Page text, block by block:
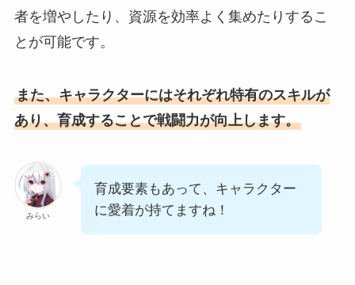
者を増やしたり、資源を効率よく集めたりするこ
とが可能です。
また、キャラクターにはそれぞれ特有のスキルが
あり、育成することで戦闘力が向上します。
みらい
育成要素もあって、キャラクター
に愛着が持てますね！